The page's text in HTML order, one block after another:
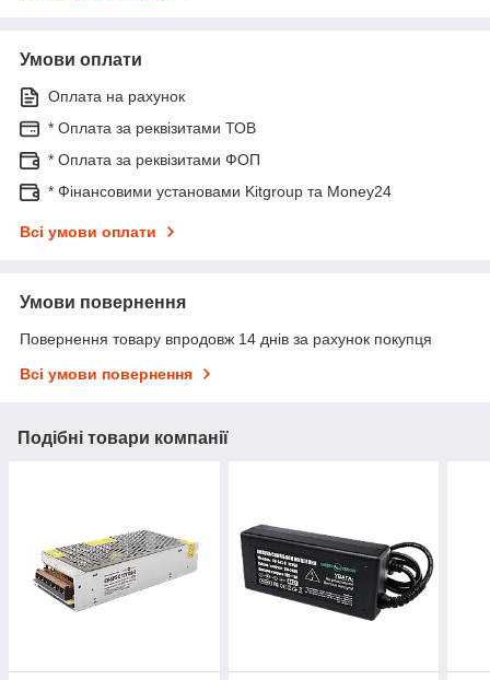
Умови оплати
Оплата на рахунок
* Оплата за реквізитами ТОВ
* Оплата за реквізитами ФОП
* Фінансовими установами Kitgroup та Money24
Всі умови оплати
Умови повернення
Повернення товару впродовж 14 днів за рахунок покупця
Всі умови повернення
Подібні товари компанії